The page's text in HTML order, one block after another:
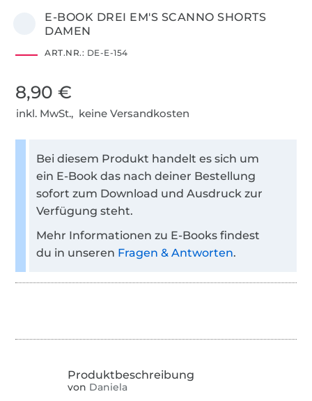
E-BOOK DREI EM'S SCANNO SHORTS
DAMEN
ART.NR.: DE-E-154
8,90 €
inkl. MwSt., keine Versandkosten
Bei diesem Produkt handelt es sich um
ein E-Book das nach deiner Bestellung
sofort zum Download und Ausdruck zur
Verfügung steht.
Mehr Informationen zu E-Books findest
du in unseren Fragen & Antworten.
von Daniela